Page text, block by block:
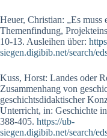
Heuer, Christian: „Es
Themenfindung,
10-13. Ausleihen über:
siegen.digibib.net/search/
Kuss, Horst: Landes oder
Zusammenhang von
geschichtsdidaktischer
Unterricht, in: Geschichte
388-405. https://ub-
siegen.digibib.net/search/